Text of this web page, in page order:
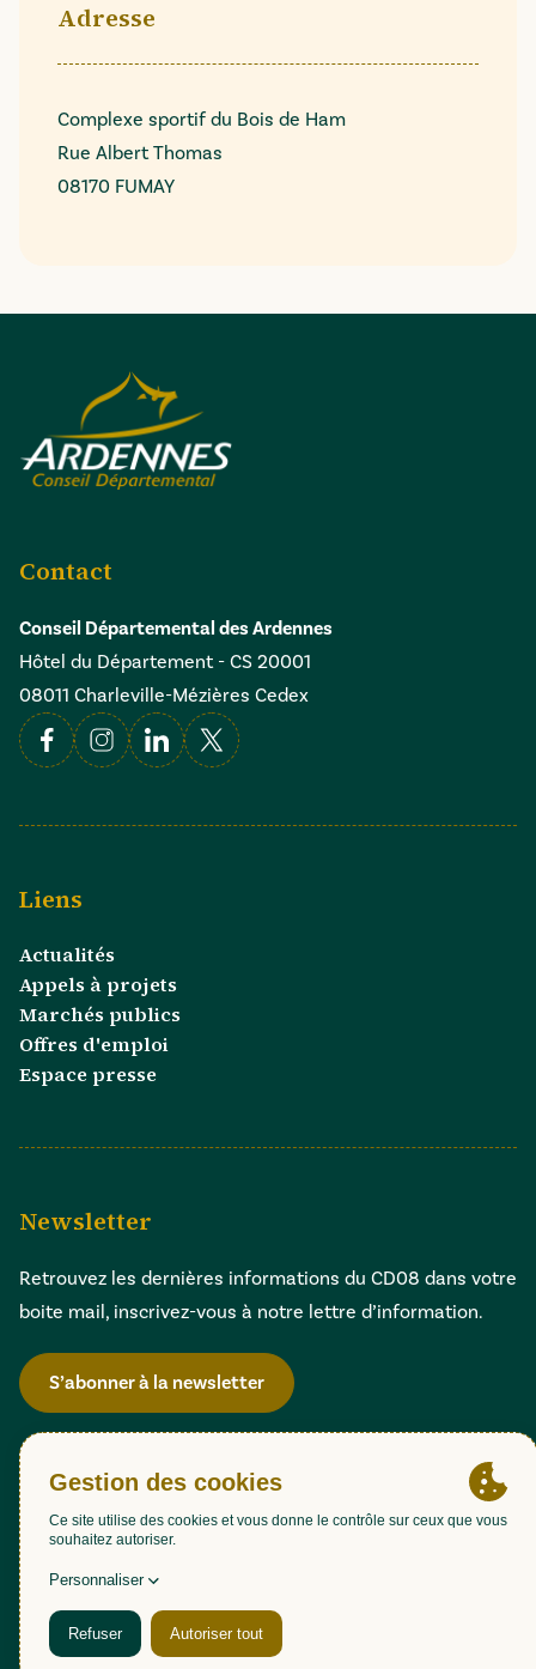
Adresse
Complexe sportif du Bois de Ham
Rue Albert Thomas
08170 FUMAY
Contact
Conseil Départemental des Ardennes
Hôtel du Département - CS 20001
08011 Charleville-Mézières Cedex
FacebookInstagramLinkedin
X
Liens
Actualités
Appels à projets
Marchés publics
Offres d'emploi
Espace presse
Newsletter
Retrouvez les dernières informations du CD08 dans votre
boite mail, inscrivez-vous à notre lettre d’information.
S’abonner à la newsletter
Gestion des cookies
Accessibilité : partiellement conforme (98,51%)
Mentions légales
Politique de confidentialité
Plan du site
Une création